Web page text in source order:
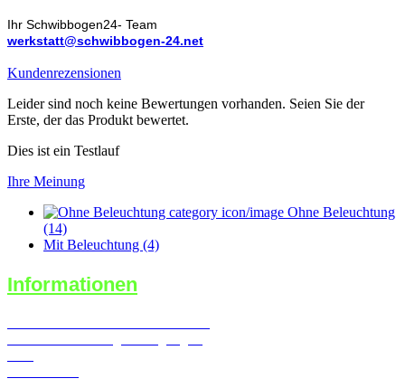
Ihr Schwibbogen24- Team
werkstatt@schwibbogen-24.net
Kundenrezensionen
Leider sind noch keine Bewertungen vorhanden. Seien Sie der
Erste, der das Produkt bewertet.
Dies ist ein Testlauf
Ihre Meinung
Ohne Beleuchtung
(14)
Mit Beleuchtung (4)
Informationen